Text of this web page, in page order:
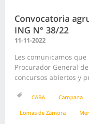
Convocatoria
ING N° 38/22
11-11-2022
Les comunicamos que
Procurador General
concursos abiertos y
CABA Campana
Lomas de Zamora